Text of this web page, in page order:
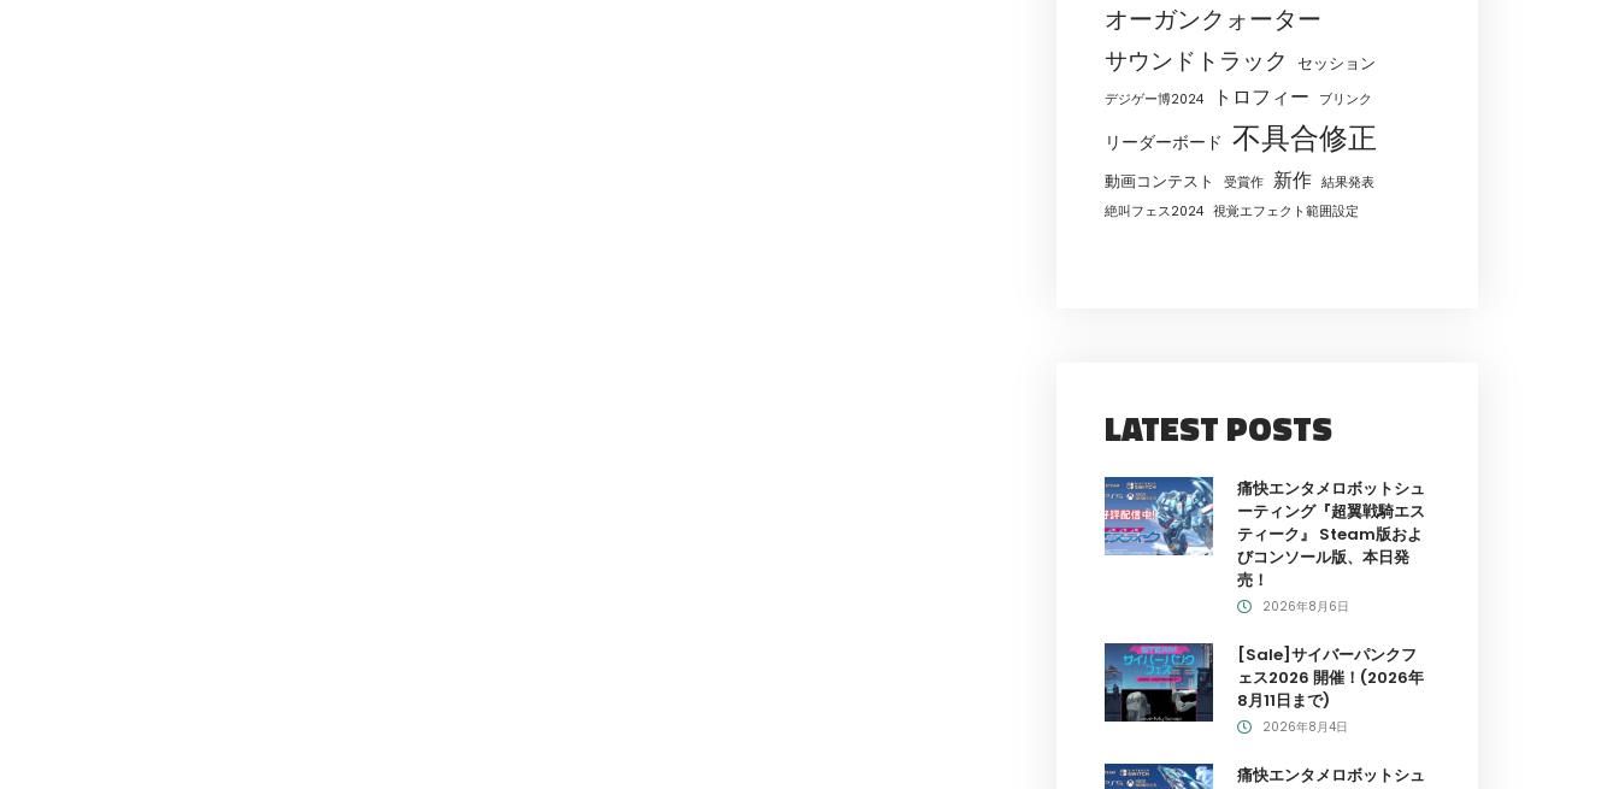
オーガンクォーター
サウンドトラック セッション
デジゲー博2024 トロフィー ブリンク
リーダーボード 不具合修正
動画コンテスト 受賞作 新作 結果発表
絶叫フェス2024 視覚エフェクト範囲設定
LATEST POSTS
痛快エンタメロボットシュ
ーティング『超翼戦騎エス
ティーク』 Steam版およ
びコンソール版、本日発
売！
2026年8月6日
[Sale]サイバーパンクフ
ェス2026 開催！(2026年
8月11日まで)
2026年8月4日
痛快エンタメロボットシュ